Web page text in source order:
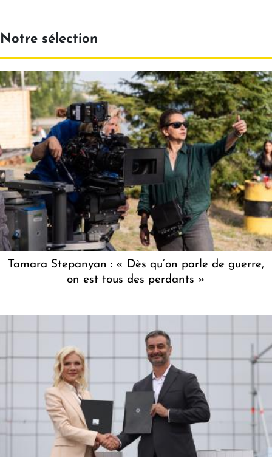
Notre sélection
Tamara Stepanyan : « Dès qu’on parle de guerre,
on est tous des perdants »